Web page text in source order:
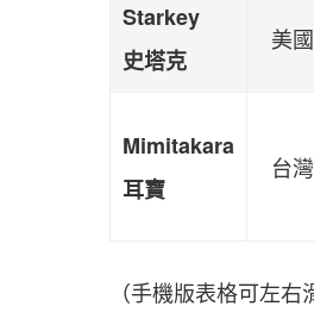
Starkey
史塔克
美國
Mimitakara
耳寶
台灣
（手機版表格可左右